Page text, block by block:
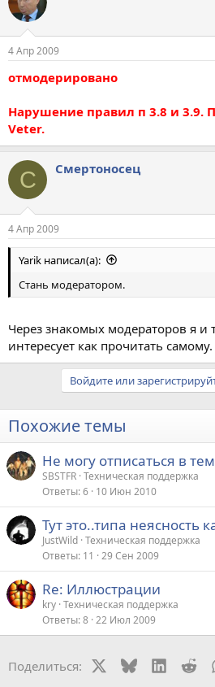
4 Апр 2009
отмодерировано
Нарушение правил п 3.8 и 3.9.
Veter.
С Смертоносец
4 Апр 2009
Yarik написал(а):
Стань модератором.
Через знакомых модераторов я и
интересует как прочитать
Войдите или
Похожие темы
Не могу отписаться в
SBSTFR Техническая поддержка
Ответы 6 10 Июн 2010
Тут это..типа неясность
JustWild Техническая поддержка
Ответы 11 29 Сен 2009
Re: Иллюстрации
kry Техническая поддержка
Ответы 8 22 Июл 2009
Поделиться: BlueskyLinkedIn